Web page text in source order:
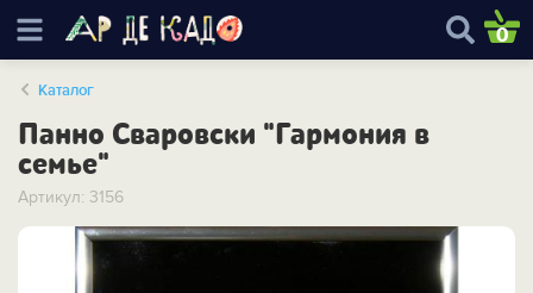
0
Каталог
Панно Сваровски "Гармония в
семье"
Артикул: 3156